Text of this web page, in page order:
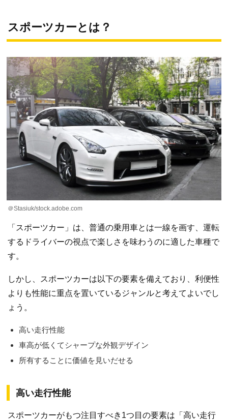
スポーツカーとは？
＠Stasiuk/stock.adobe.com
「スポーツカー」は、普通の乗用車とは一線を画す、運転
するドライバーの視点で楽しさを味わうのに適した車種で
す。
しかし、スポーツカーは以下の要素を備えており、利便性
よりも性能に重点を置いているジャンルと考えてよいでし
ょう。
高い走行性能
車高が低くてシャープな外観デザイン
所有することに価値を見いだせる
高い走行性能
スポーツカーがもつ注目すべき1つ目の要素は「高い走行